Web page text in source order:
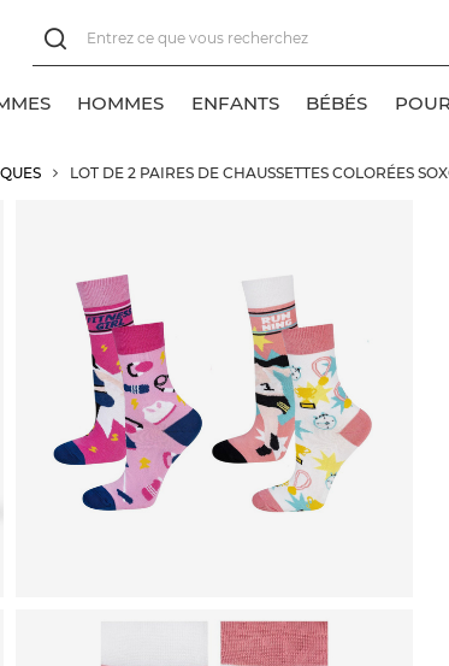
classiques
invisibles
HOMMES
pour baskets
invisibles
ENFANTS BÉBÉS
LOT DE 2 PAIRES DE CHAUSSETTES COLORÉES